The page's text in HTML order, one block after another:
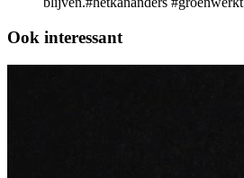
Ook interessant